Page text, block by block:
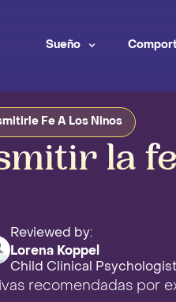
Sueño
Fe A Los Ninos
la
Reviewed by:
Lorena Koppel
Child Clinical Psychologist
recomendadas por